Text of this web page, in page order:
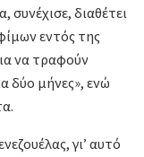
διαθέτει
εντός της
να τραφούν
δύο μήνες», ενώ
γι’ αυτό